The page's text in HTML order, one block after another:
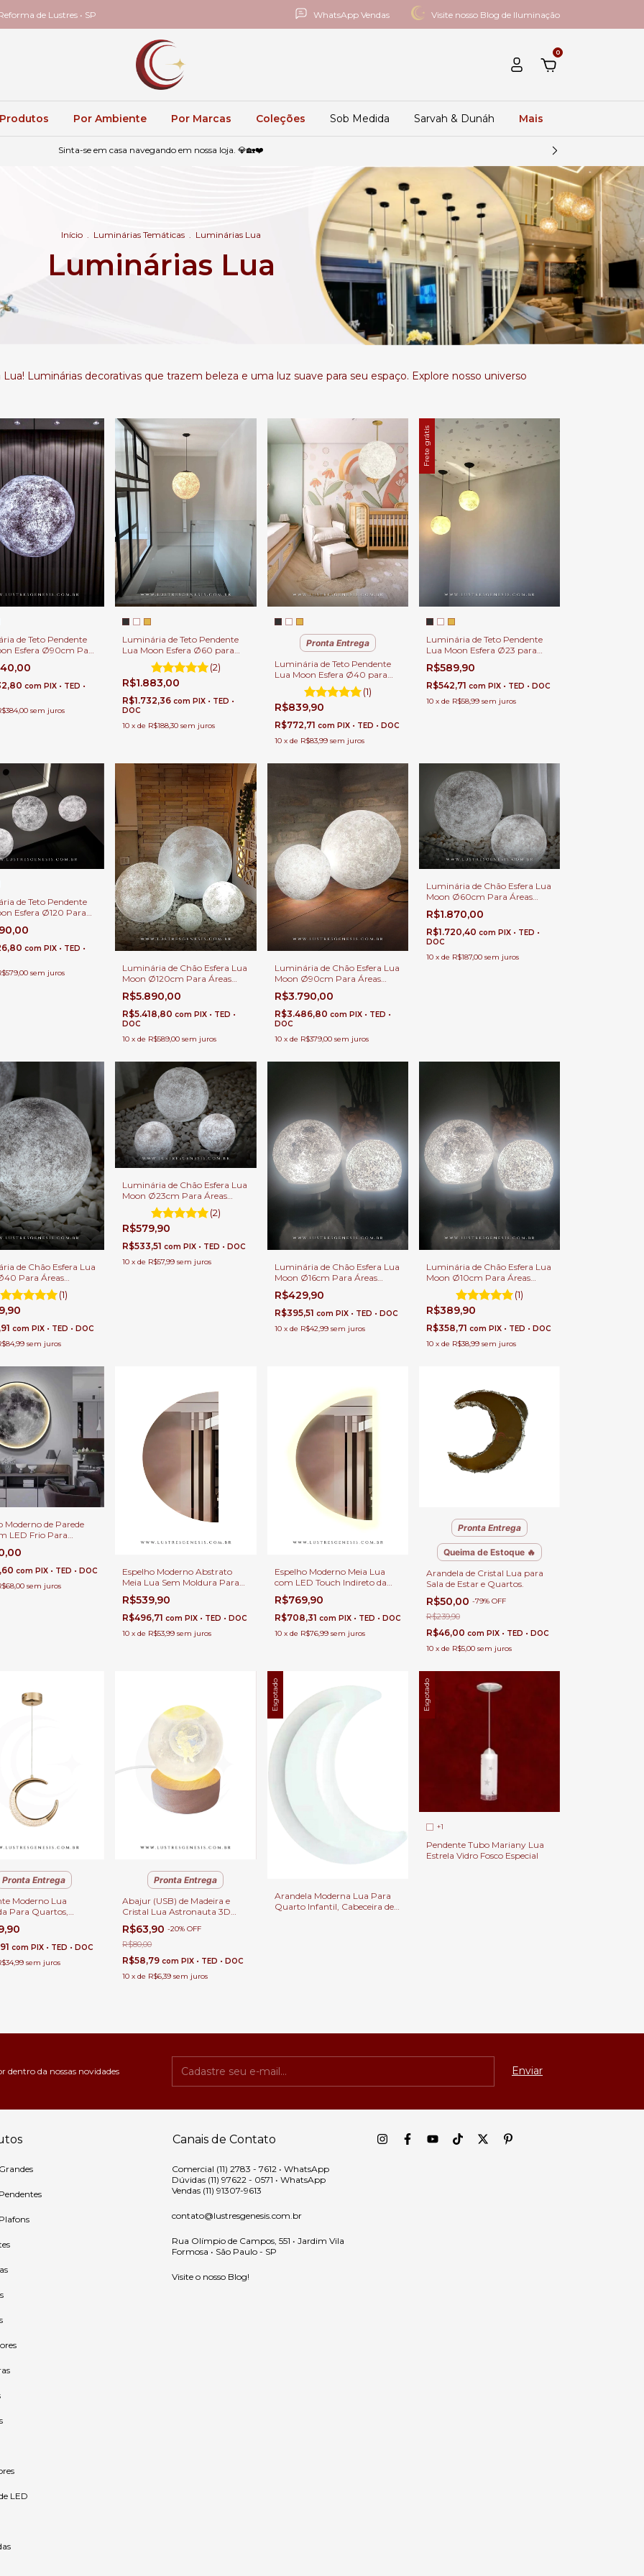
de Lustres • SP WhatsApp Vendas Visite nosso Blog de Iluminação
0
Por Ambiente Por Marcas Coleções Sob Medida Sarvah & Dunáh Mais
Sinta-se em casa navegando em nossa loja. 💎🏡❤️
Início . Luminárias Temáticas . Luminárias Lua
Luminárias Lua
Luminárias decorativas que trazem beleza e uma luz suave para seu espaço. Explore nosso universo
de Teto Pendente
Esfera Ø90cm Para
Salas Pé Direito
Alto.
com PIX • TED •
sem juros
Luminária de Teto Pendente
Lua Moon Esfera Ø60 para
Escadas e Salas Pé Direito
Duplo e Alto.
(2)
R$1.883,00
R$1.732,36com PIX • TED •
DOC
10 xde R$188,30 sem juros
Pronta Entrega
Luminária de Teto Pendente
Lua Moon Esfera Ø40 para
Quartos, Sala de Jantar e Sala
de Estar.
(1)
R$839,90
R$772,71 com PIX • TED • DOC
10 x de R$83,99 sem juros
Frete grátis
Luminária de Teto Pendente
Lua Moon Esfera Ø23 para
Quartos, Sala de Jantar e Sala
de Estar.
R$589,90
R$542,71 com PIX • TED • DOC
10 x de R$58,99 sem juros
de Teto Pendente
Esfera Ø120 Para
e Salas Pé direito
Alto.
com PIX • TED •
sem juros
Luminária de Chão Esfera Lua
Moon Ø120cm Para Áreas
Internas e Externas.
R$5.890,00
R$5.418,80com PIX • TED •
DOC
10 xde R$589,00 sem juros
Luminária de Chão Esfera Lua
Moon Ø90cm Para Áreas
Internas e Externas.
R$3.790,00
R$3.486,80 com PIX • TED •
DOC
10 x de R$379,00 sem juros
Luminária de Chão Esfera Lua
Moon Ø60cm Para Áreas
Internos e Externos.
R$1.870,00
R$1.720,40 com PIX • TED •
DOC
10 x de R$187,00 sem juros
de Chão Esfera Lua
Para Áreas
e Externas.
(1)
com PIX • TED • DOC
sem juros
Luminária de Chão Esfera Lua
Moon Ø23cm Para Áreas
Internas e Externas.
(2)
R$579,90
R$533,51com PIX • TED • DOC
10 xde R$57,99 sem juros
Luminária de Chão Esfera Lua
Moon Ø16cm Para Áreas
Internas
R$429,90
R$395,51 com PIX • TED • DOC
10 x de R$42,99 sem juros
Luminária de Chão Esfera Lua
Moon Ø10cm Para Áreas
(1)
R$389,90
R$358,71 com PIX • TED • DOC
10 x de R$38,99 sem juros
Moderno de Parede
LED Frio Para
de Quartos, Sala de
Escritório,
e Quarto
com PIX • TED • DOC
sem juros
Espelho Moderno Abstrato
Meia Lua Sem Moldura Para
Banheiro, Penteadeira, Salão
de Beleza e Lojas
R$539,90
R$496,71com PIX • TED • DOC
10 xde R$53,99 sem juros
Espelho Moderno Meia Lua
com LED Touch Indireto da
Linha sem Moldura Para
Banheiro, Penteadeira, Salão
de Beleza e Lojas
R$769,90
R$708,31 com PIX • TED • DOC
10 x de R$76,99 sem juros
Pronta Entrega
Queima de Estoque 🔥
Arandela de Cristal Lua para
Sala de Estar e Quartos.
R$50,00 -79% OFF
R$239,90
R$46,00 com PIX • TED • DOC
10 x de R$5,00 sem juros
Pronta Entrega
Moderno Lua
Para Quartos,
Banheiro, Cabeceira
com PIX • TED • DOC
sem juros
Pronta Entrega
Abajur (USB) de Madeira e
Cristal Lua Astronauta 3D
Para Enfeite, Quartos,
Escritório e Escrivaninhas
R$63,90-20%OFF
R$80,00
R$58,79com PIX • TED • DOC
10 xde R$6,39 sem juros
Esgotado
Arandela Moderna Lua Para
Quarto Infantil, Cabeceira de
Esgotado
+1
Pendente Tubo Mariany Lua
Estrela Vidro Fosco Especial
dentro da nossas novidades
LED
Canais de Contato
Comercial (11) 2783 - 7612 • WhatsApp
Dúvidas (11) 97622 - 0571 • WhatsApp
Vendas (11) 91307-9613
contato@lustresgenesis.com.br
Rua Olímpio de Campos, 551 • Jardim Vila
Formosa • São Paulo - SP
Visite o nosso Blog!